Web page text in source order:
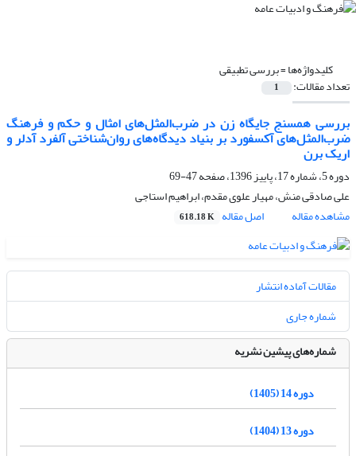
کلیدواژه‌ها =بررسی تطبیقی
تعداد مقالات: 1
بررسی همسنج جایگاه زن در ضرب‌المثل‌های امثال و حکم و فرهنگ
ضرب‌المثل‌های آکسفورد بر بنیاد دیدگاه‌های روان‌شناختی آلفرد آدلر و
اریک برن
دوره 5، شماره 17، پاییز 1396، صفحه
47-69
علی صادقی منش، مهیار علوی مقدم، ابراهیم استاجی
مشاهده مقاله
اصل مقاله 618.18 K
مقالات آماده انتشار
شماره جاری
شماره‌های پیشین نشریه
دوره 14 (1405)
دوره 13 (1404)